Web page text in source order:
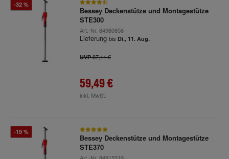
-32 %
Bessey Deckenstütze und Montagestütze
STE300
Art.-Nr. 84980856
Lieferung bis Di., 11. Aug.
UVP87,11 €
59,49 €
inkl. MwSt.
-19 %
Bessey Deckenstütze und Montagestütze
STE370